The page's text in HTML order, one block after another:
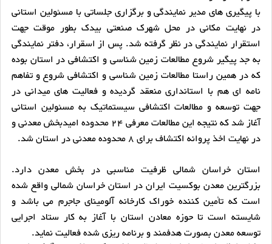
با پیگیری های مدیر نمایندگی و برگزاری جلساتی با مسئولین استانی
در نهایت مکانی در محل شهرک صنعتی بیدک بطور موقت جهت
استقرار نمایندگی در نظر گرفته شد. پس از اسقرار، دفتر نمایندگی
به جد پیگیر شروع مطالعات زمین شناسی و اکتشافی در استان بوده
که در همین راستا مطالعات زمین شناسی و اکتشافی شروع و تفاهم
نامه ای هم با استانداری منعقد گردیده و فعالیت های میدانی در
جهت توسعه و مطالعات اکتشافی سیستماتیک به مسئولین استانی
آغاز شد که نتیجه این مطالعات معرفی 24 محدوده امیدبخش معدنی و
در نهایت اخذ پروانه اکتشاف برای 8 محدوده معدنی در استان شد.
استان خراسان شمالی ظرفیت مناسبی در بخش معدن دارد.
بزرگترین معدن بوکسیت ایران در استان خراسان شمالی واقع شده
است که تأمین کننده خوراک کارخانه آلومینای جاجرم می باشد و
شایسته است تا حوزه معادن استان با آغاز به کار ستاد اجرایی
توسعه معدن بصورت هدفمند و برنامه ریزی شده فعالیت نماید.